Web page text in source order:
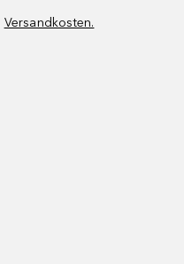
Versandkosten.